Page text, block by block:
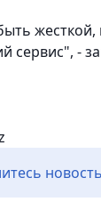
сервис", -